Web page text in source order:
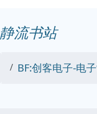
静流书站
BF:创客电子-电